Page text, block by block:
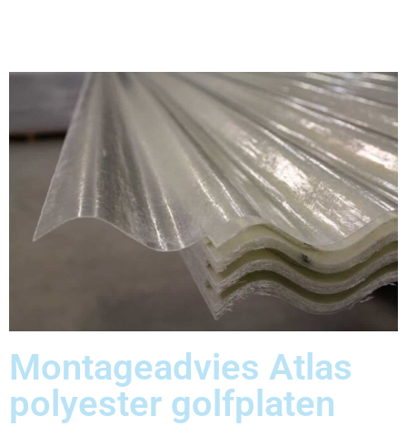
Montageadvies Atlas
polyester golfplaten